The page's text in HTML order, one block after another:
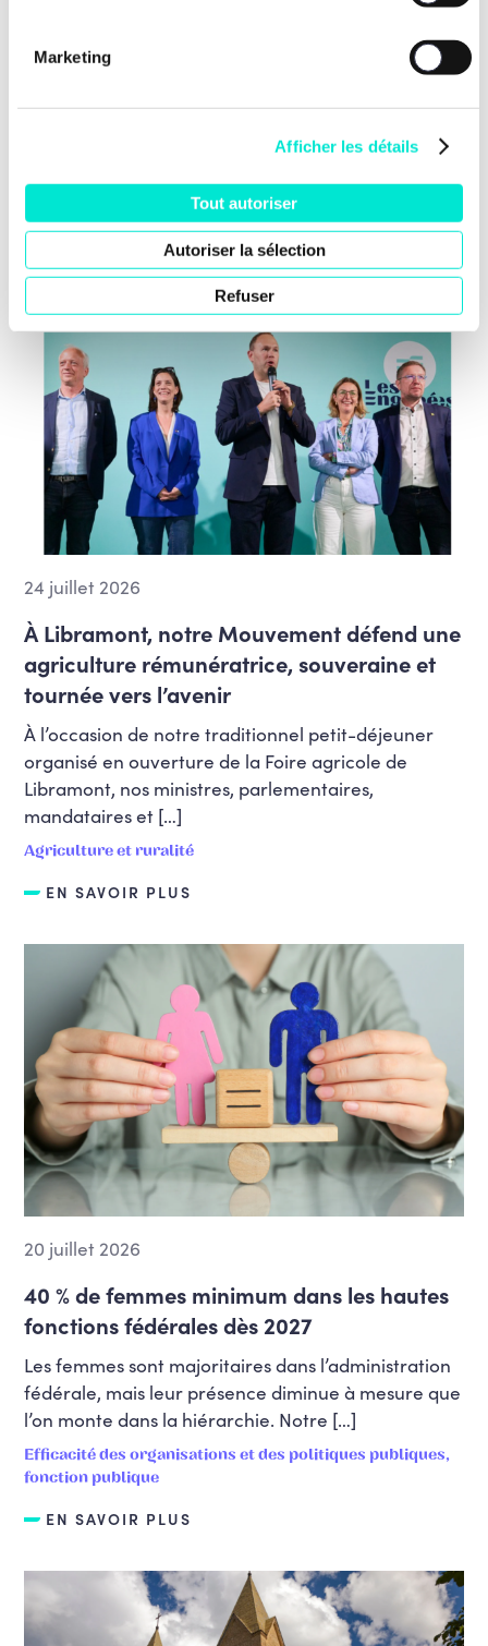
Marketing
Afficher les détails
Tout autoriser
Autoriser la sélection
Refuser
Nos dernières news
24 juillet 2026
À Libramont, notre Mouvement défend une
agriculture rémunératrice, souveraine et
tournée vers l’avenir
À l’occasion de notre traditionnel petit-déjeuner
organisé en ouverture de la Foire agricole de
Libramont, nos ministres, parlementaires,
mandataires et […]
Agriculture et ruralité
EN SAVOIR PLUS
20 juillet 2026
40 % de femmes minimum dans les hautes
fonctions fédérales dès 2027
Les femmes sont majoritaires dans l’administration
fédérale, mais leur présence diminue à mesure que
l’on monte dans la hiérarchie. Notre […]
Efficacité des organisations et des politiques publiques,
fonction publique
EN SAVOIR PLUS